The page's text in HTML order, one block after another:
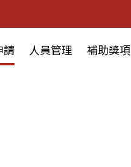
請 人員管理 補助獎項